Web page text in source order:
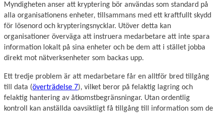
Myndigheten anser att kryptering bör användas som standard på
alla organisationens enheter, tillsammans med ett kraftfullt skydd
för lösenord och krypteringsnycklar. Utöver detta kan
organisationer överväga att instruera medarbetare att inte spara
information lokalt på sina enheter och be dem att i stället jobba
direkt mot nätverksenheter som backas upp.
Ett tredje problem är att medarbetare får en alltför bred tillgång
till data (överträdelse 7), vilket beror på felaktig lagring och
felaktig hantering av åtkomstbegränsningar. Utan ordentlig
kontroll kan anställda oavsiktligt få tillgång till information som de